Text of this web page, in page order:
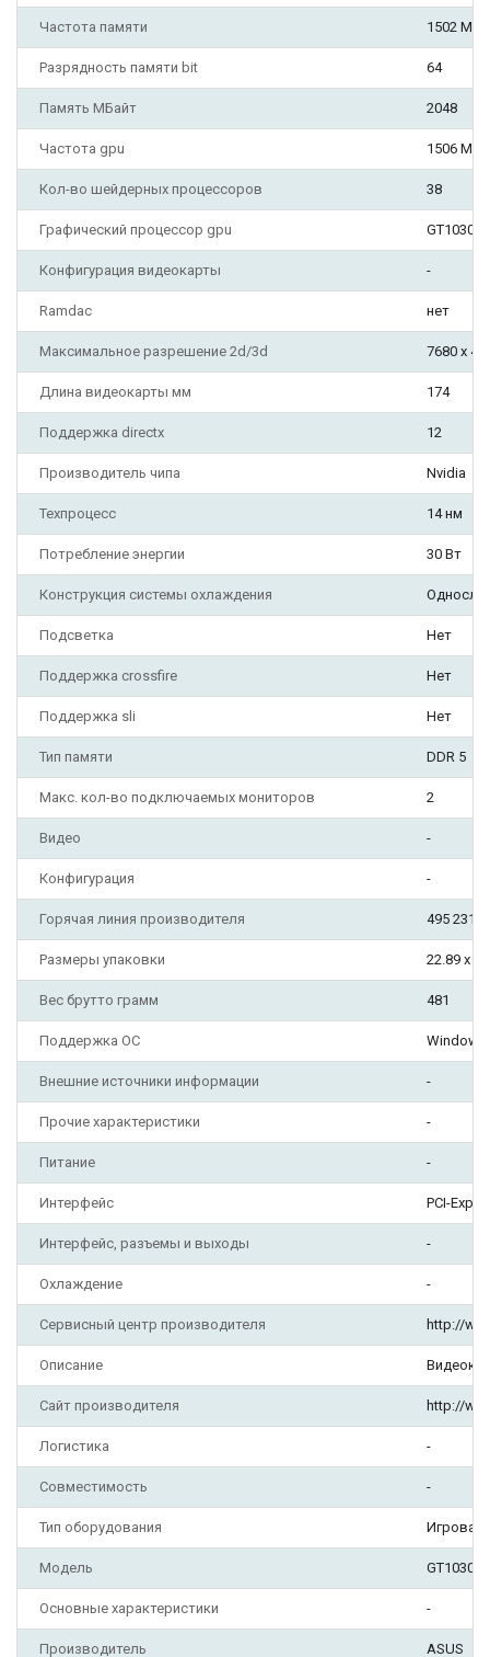
Частота памяти 1502 МГц
Разрядность памяти bit 64
Память МБайт 2048
Частота gpu 1506
Кол-во шейдерных процессоров 38
Графический процессор gpu GT1030
Конфигурация видеокарты -
Ramdac нет
Максимальное разрешение 2d/3d 7680 х
Длина видеокарты мм 174
Поддержка directx 12
Производитель чипа Nvidia
Техпроцесс 14 нм
Потребление энергии 30 Вт
Конструкция системы охлаждения
Подсветка Нет
Поддержка crossfire Нет
Поддержка sli Нет
Тип памяти DDR 5
Макс. кол-во подключаемых мониторов 2
Видео -
Конфигурация -
Горячая линия производителя 495 231-
Размеры упаковки 22.89 x
Вес брутто грамм 481
Поддержка ОС Windows
Внешние источники информации -
Прочие характеристики -
Питание -
Интерфейс PCI-
Интерфейс, разъемы и выходы -
Охлаждение -
Сервисный центр производителя http://
Описание
Сайт производителя http://
Логистика -
Совместимость -
Тип оборудования Игровая
Модель GT1030-
Основные характеристики -
Производитель ASUS